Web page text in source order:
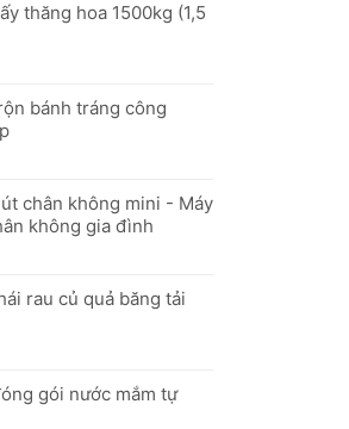
thăng hoa 1500kg (1,5
bánh tráng công
chân không mini - Máy
không gia đình
rau củ quả băng tải
gói nước mắm tự